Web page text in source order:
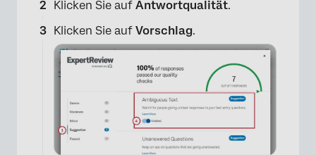
Klicken Sie auf Antwortqualität.
Klicken Sie auf Vorschlag.